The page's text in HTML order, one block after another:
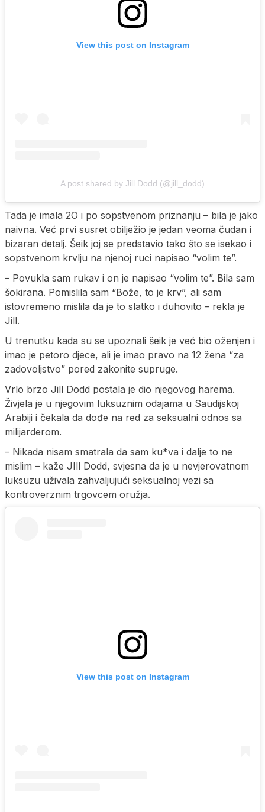
View this post on Instagram
A post shared by Jill Dodd (@jill_dodd)
Tada je imala 2O i po sopstvenom priznanju – bila je jako
naivna. Već prvi susret obilježio je jedan veoma čudan i
bizaran detalj. Šeik joj se predstavio tako što se isekao i
sopstvenom krvlju na njenoj ruci napisao “volim te”.
– Povukla sam rukav i on je napisao “volim te”. Bila sam
šokirana. Pomislila sam “Bože, to je krv”, ali sam
istovremeno mislila da je to slatko i duhovito – rekla je
Jill.
U trenutku kada su se upoznali šeik je već bio oženjen i
imao je petoro djece, ali je imao pravo na 12 žena “za
zadovoljstvo” pored zakonite supruge.
Vrlo brzo Jill Dodd postala je dio njegovog harema.
Živjela je u njegovim luksuznim odajama u Saudijskoj
Arabiji i čekala da dođe na red za seksualni odnos sa
milijarderom.
– Nikada nisam smatrala da sam ku*va i dalje to ne
mislim – kaže JIll Dodd, svjesna da je u nevjerovatnom
luksuzu uživala zahvaljujući seksualnoj vezi sa
kontroverznim trgovcem oružja.
View this post on Instagram